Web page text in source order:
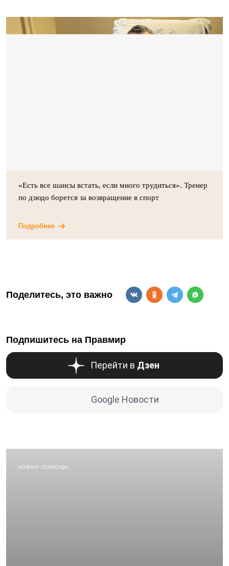
«Есть все шансы встать, если много трудиться». Тренер
по дзюдо борется за возвращение в спорт
Подробнее
Поделитесь, это важно
Подпишитесь на Правмир
Перейти в Дзен
Google Новости
НУЖНА ПОМОЩЬ